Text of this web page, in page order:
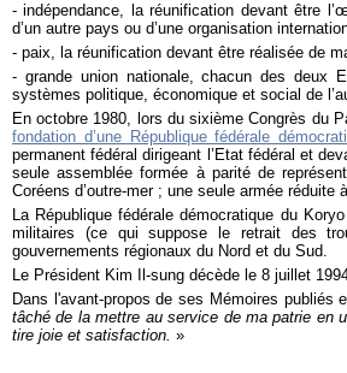
- indépendance, la réunification devant être
d’un autre pays ou d’une organisation
- paix, la réunification devant être réalisée de
- grande union nationale, chacun des deux
systèmes politique, économique et social de
En octobre 1980, lors du sixième Congrès du
fondation d’une République fédérale
permanent fédéral dirigeant l’Etat fédéral et
seule assemblée formée à parité de
Coréens d’outre-mer ; une seule armée réduite
La République fédérale démocratique du
militaires (ce qui suppose le retrait des
gouvernements régionaux du Nord et du Sud.
Le Président Kim Il-sung décède le 8 juillet
Dans l'avant-propos de ses Mémoires publiés
tâché de la mettre au service de ma patrie en
tire joie et satisfaction. »